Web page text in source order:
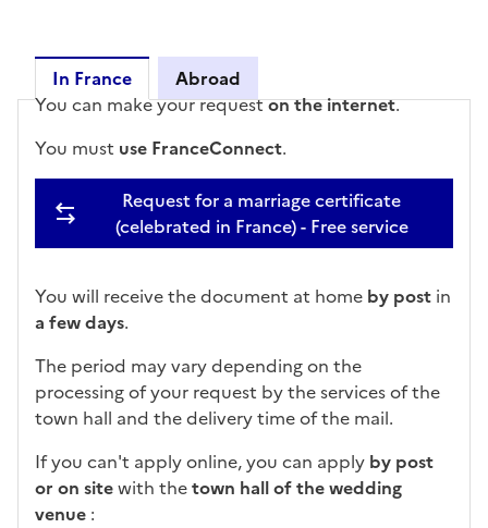
In France Abroad
In France
You can make your requeston the internet.
You must use FranceConnect.
Request for a marriage certificate
(celebrated in France) - Free service
You will receive the document at home by post in
a few days.
The period may vary depending on the
processing of your request by the services of the
town hall and the delivery time of the mail.
If you can't apply online, you can apply by post
or on sitewith thetown hall of the wedding
venue :